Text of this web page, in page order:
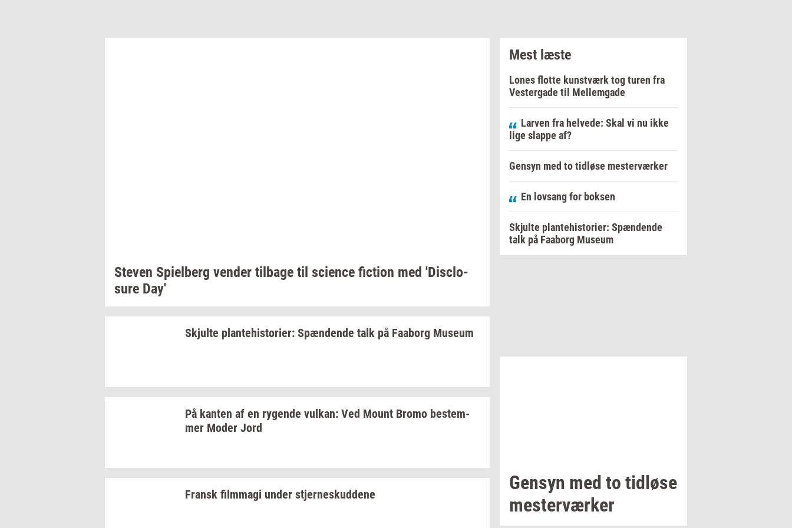
Ste­ven Spi­el­berg ven­der til­ba­ge til sci­en­ce fi­ction med 'Di­sclo­
su­re Day'
Skjul­te plan­te­hi­sto­ri­er: Spæn­den­de talk på Faa­borg Mu­se­um
På kan­ten af en ry­gen­de vulkan: Ved Mount Bromo be­stem­
mer Moder Jord
Fransk film­magi under stjer­neskud­de­ne
Mest læste
Lones flotte kunstværk tog turen fra
Vestergade til Mellemgade
Larven fra helvede: Skal vi nu ikke
lige slappe af?
Gensyn med to tidløse mesterværker
En lovsang for boksen
Skjulte plantehistorier: Spændende
talk på Faaborg Museum
Gen­syn med to tid­lø­se
mester­vær­ker